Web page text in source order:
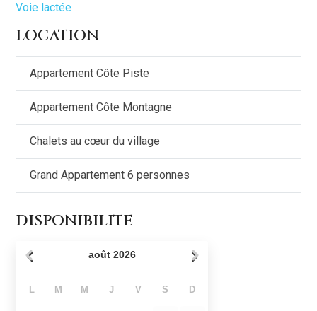
Voie lactée
LOCATION
Appartement Côte Piste
Appartement Côte Montagne
Chalets au cœur du village
Grand Appartement 6 personnes
DISPONIBILITE
août 2026
L M M J V S D